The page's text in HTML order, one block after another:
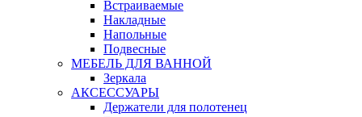
Встраиваемые
Накладные
Напольные
Подвесные
МЕБЕЛЬ ДЛЯ ВАННОЙ
Зеркала
АКСЕССУАРЫ
Держатели для полотенец